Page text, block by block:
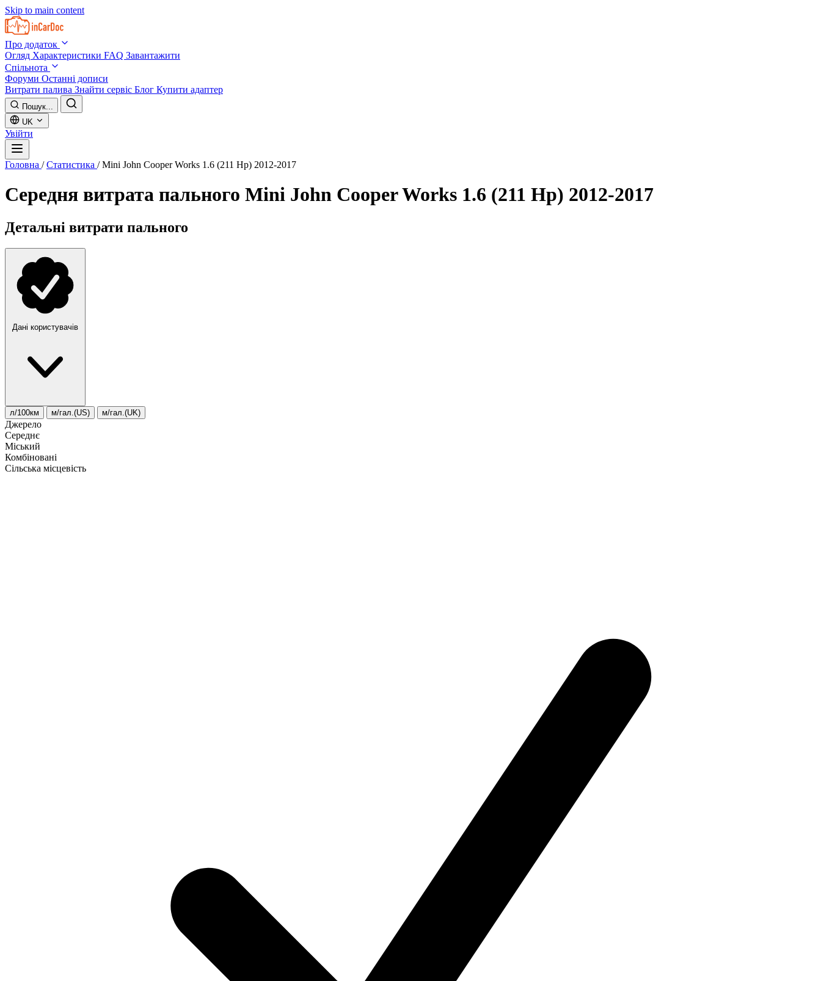
Skip to main content
Про додаток
Огляд Характеристики FAQ Завантажити
Спільнота
Форуми Останні дописи
Витрати палива Знайти сервіс Блог Купити адаптер
Пошук...
UK
Увійти
Головна / Статистика / Mini John Cooper Works 1.6 (211 Hp) 2012-2017
Середня витрата пального Mini John Cooper Works 1.6 (211 Hp) 2012-2017
Детальні витрати пального
Дані користувачів
л/100км м/гал.(US) м/гал.(UK)
Джерело
Середнє
Міський
Комбіновані
Сільська місцевість